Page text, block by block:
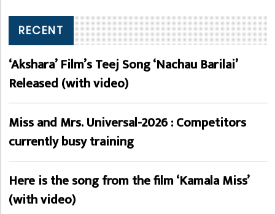
RECENT
‘Akshara’ Film’s Teej Song ‘Nachau Barilai’
Released (with video)
Miss and Mrs. Universal-2026 : Competitors
currently busy training
Here is the song from the film ‘Kamala Miss’
(with video)